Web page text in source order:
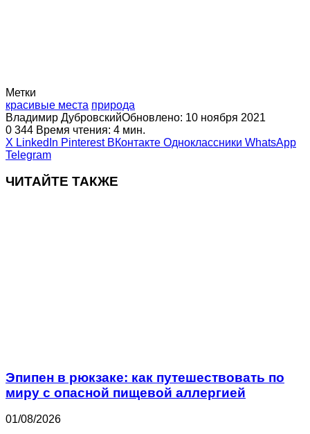
Метки
красивые места природа
Владимир ДубровскийОбновлено: 10 ноября 2021
0 344 Время чтения: 4 мин.
X LinkedIn Pinterest ВКонтакте Одноклассники WhatsApp
Telegram
ЧИТАЙТЕ ТАКЖЕ
Эпипен в рюкзаке: как путешествовать по
миру с опасной пищевой аллергией
01/08/2026